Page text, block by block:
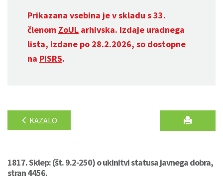
Prikazana vsebina je v skladu s 33.
členom ZoUL arhivska. Izdaje uradnega
lista, izdane po 28.2.2026, so dostopne
na PISRS.
KAZALO
1817. Sklep: (št. 9.2-250) o ukinitvi statusa javnega dobra,
stran 4456.